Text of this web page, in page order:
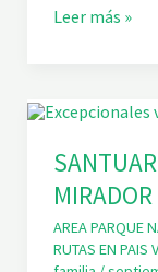
E
A
C
D
A
E
U
G
U
N
A
D
Leer más »
AREA PARQUE
RUTAS EN PAIS